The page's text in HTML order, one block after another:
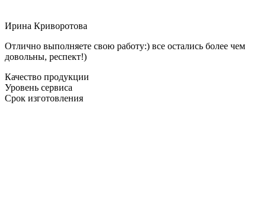
Ирина Криворотова
Отлично выполняете свою работу:) все остались более чем
довольны, респект!)
Качество продукции
Уровень сервиса
Срок изготовления